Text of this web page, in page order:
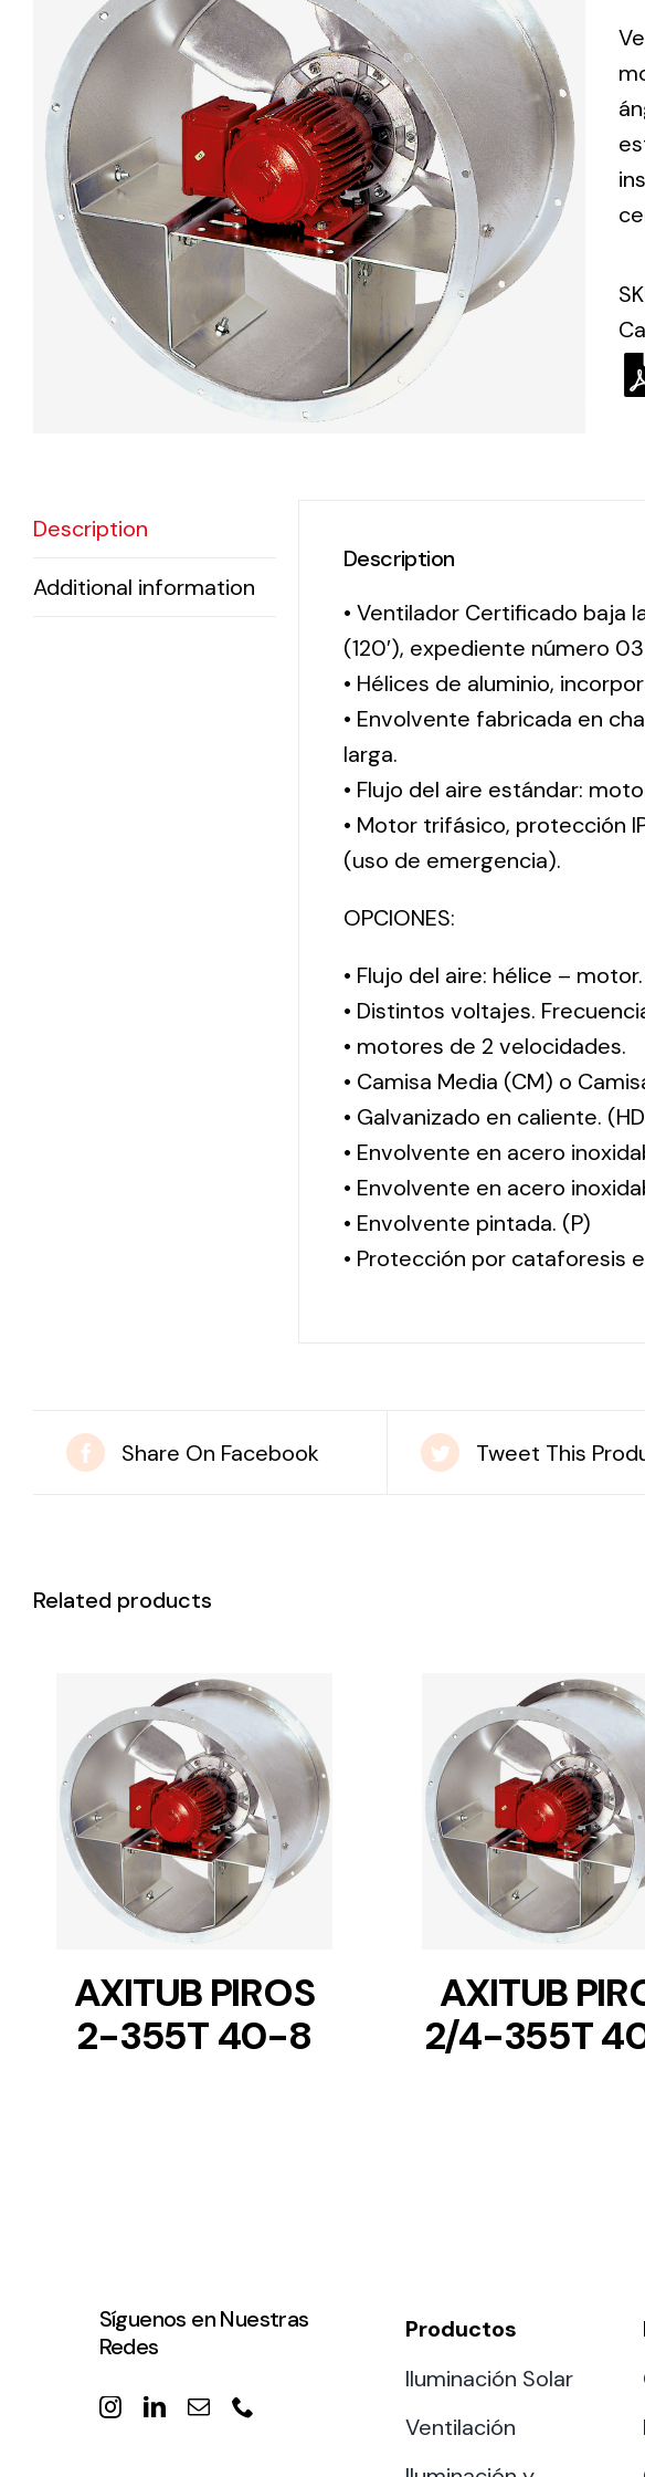
eléctrico.
Lighting and
Electrical
Equipment
Complete
solutions in
lighting and
Description
Additional information
Description
• Ventilador Certificado baja
(120′), expediente número
• Hélices de aluminio,
• Envolvente fabricada en
larga.
• Flujo del aire estándar:
• Motor trifásico, protección
(uso de emergencia).
OPCIONES:
• Flujo del aire: hélice –
• Distintos voltajes.
• motores de 2 velocidades.
• Camisa Media (CM) o
• Galvanizado en caliente.
• Envolvente en acero
• Envolvente en acero
• Envolvente pintada. (P)
• Protección por cataforesis
Share On Facebook Tweet This
Related products
DETAILS
AXITUB PIROS
2-355T 40-8
DETAILS
AXITUB
2/4-355T
Síguenos en Nuestras
Redes
Productos
Iluminación Solar
Ventilación